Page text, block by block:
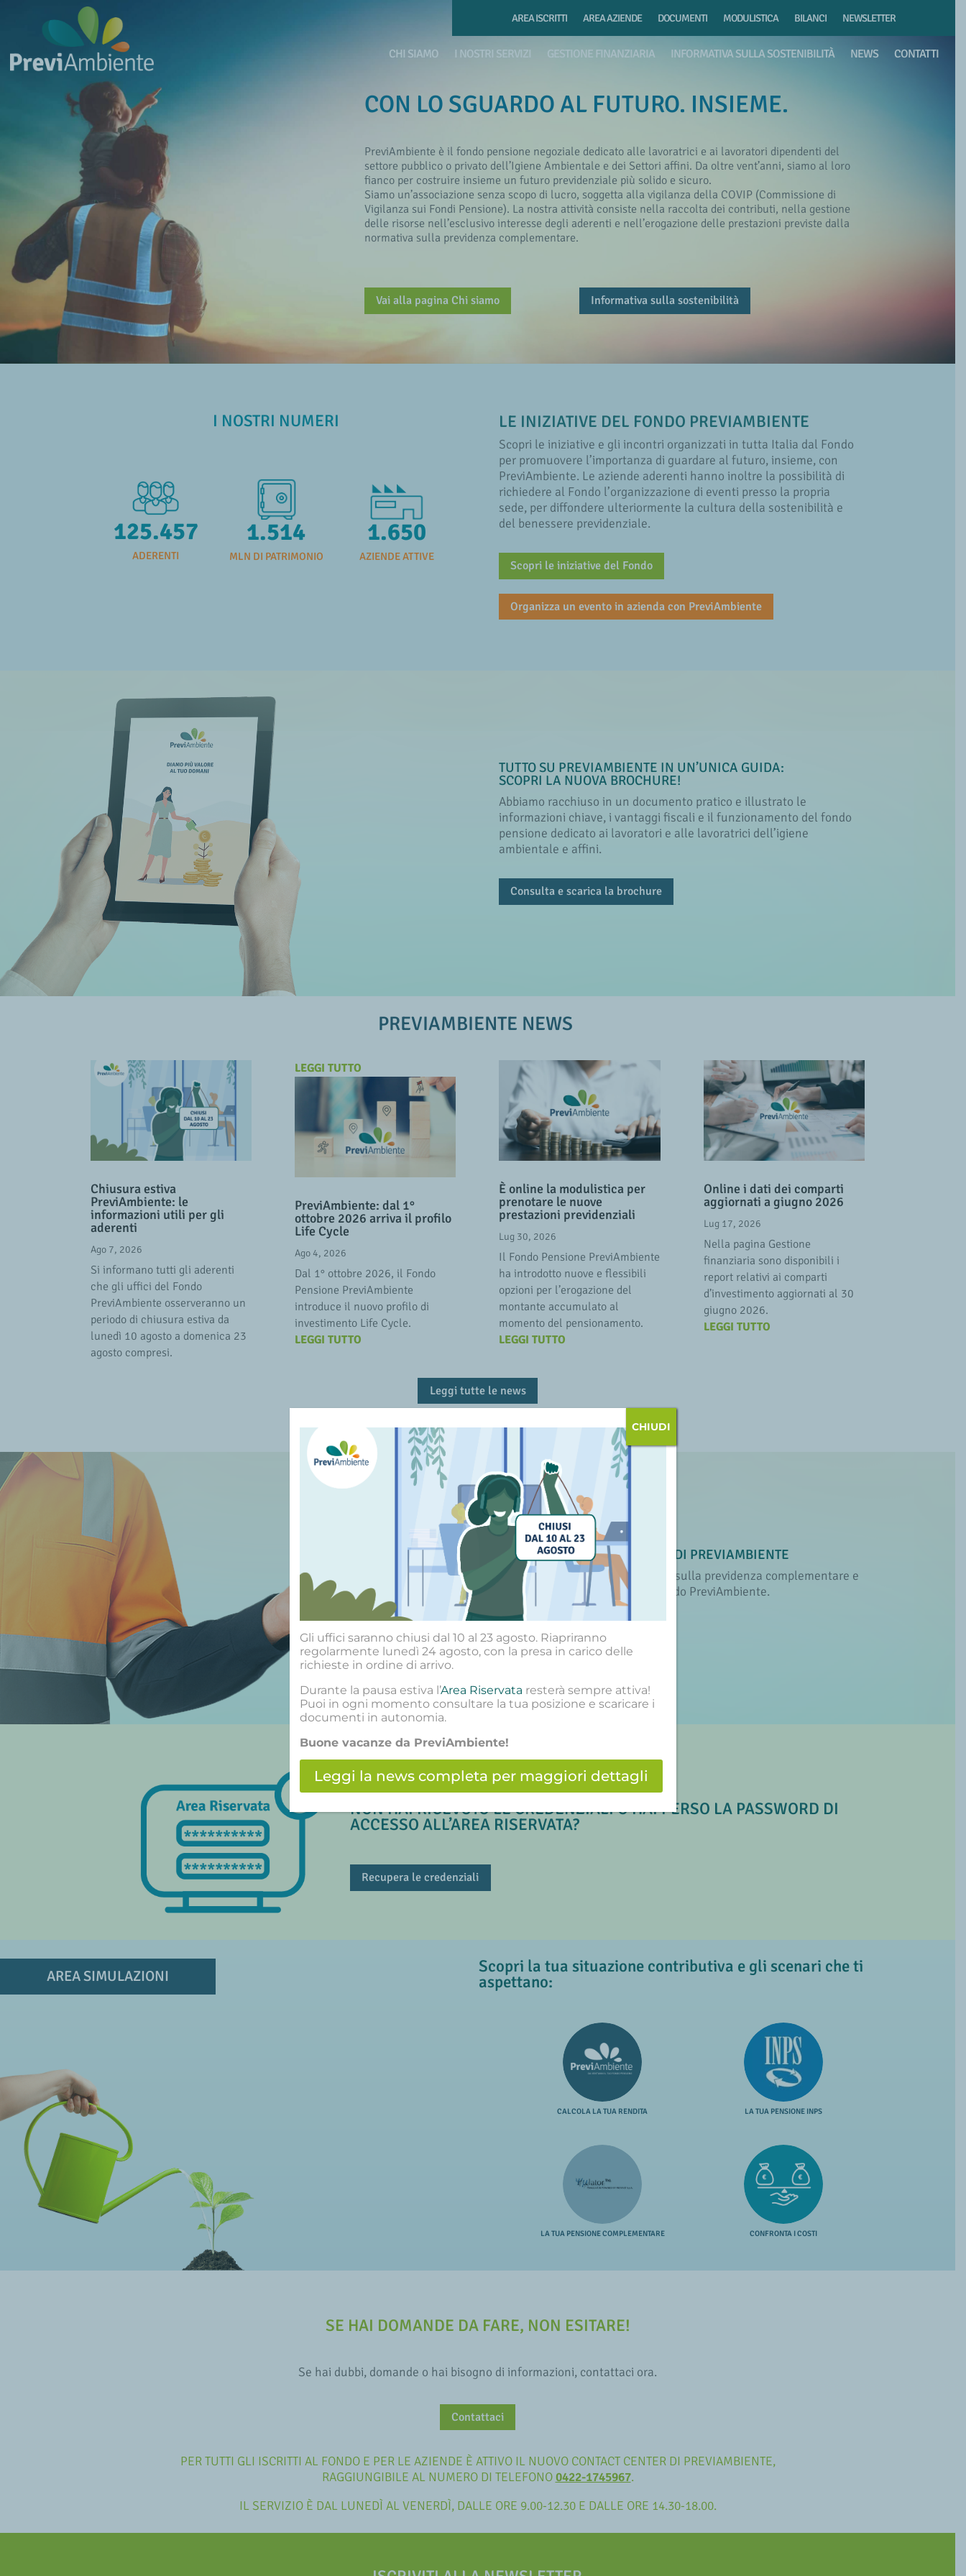
AREA ISCRITTI AREA AZIENDE DOCUMENTI MODULISTICA BILANCI NEWSLETTER
CHI SIAMO I NOSTRI SERVIZI GESTIONE FINANZIARIA INFORMATIVA SULLA SOSTENIBILITÀ NEWS CONTATTI
CON LO SGUARDO AL FUTURO. INSIEME.
PreviAmbiente è il fondo pensione negoziale dedicato alle lavoratrici e ai lavoratori dipendenti del
settore pubblico o privato dell’Igiene Ambientale e dei Settori affini. Da oltre vent’anni, siamo al loro
fianco per costruire insieme un futuro previdenziale più solido e sicuro.
Siamo un’associazione senza scopo di lucro, soggetta alla vigilanza della COVIP (Commissione di
Vigilanza sui Fondi Pensione). La nostra attività consiste nella raccolta dei contributi, nella gestione
delle risorse nell’esclusivo interesse degli aderenti e nell’erogazione delle prestazioni previste dalla
normativa sulla previdenza complementare.
Vai alla pagina Chi siamo Informativa sulla sostenibilità
I NOSTRI NUMERI
125.457
ADERENTI
1.514
MLN DI PATRIMONIO
1.650
AZIENDE ATTIVE
LE INIZIATIVE DEL FONDO PREVIAMBIENTE
Scopri le iniziative e gli incontri organizzati in tutta Italia dal Fondo
per promuovere l’importanza di guardare al futuro, insieme, con
PreviAmbiente. Le aziende aderenti hanno inoltre la possibilità di
richiedere al Fondo l’organizzazione di eventi presso la propria
sede, per diffondere ulteriormente la cultura della sostenibilità e
del benessere previdenziale.
Scopri le iniziative del Fondo
Organizza un evento in azienda con PreviAmbiente
TUTTO SU PREVIAMBIENTE IN UN’UNICA GUIDA:
SCOPRI LA NUOVA BROCHURE!
Abbiamo racchiuso in un documento pratico e illustrato le
informazioni chiave, i vantaggi fiscali e il funzionamento del fondo
pensione dedicato ai lavoratori e alle lavoratrici dell’igiene
ambientale e affini.
Consulta e scarica la brochure
PREVIAMBIENTE NEWS
Chiusura estiva
PreviAmbiente: le
informazioni utili per gli
aderenti
Ago 7, 2026
Si informano tutti gli aderenti
che gli uffici del Fondo
PreviAmbiente osserveranno un
periodo di chiusura estiva da
lunedì 10 agosto a domenica 23
agosto compresi.
LEGGI TUTTO
PreviAmbiente: dal 1°
ottobre 2026 arriva il profilo
Life Cycle
Ago 4, 2026
Dal 1° ottobre 2026, il Fondo
Pensione PreviAmbiente
introduce il nuovo profilo di
investimento Life Cycle.
LEGGI TUTTO
È online la modulistica per
prenotare le nuove
prestazioni previdenziali
Lug 30, 2026
Il Fondo Pensione PreviAmbiente
ha introdotto nuove e flessibili
opzioni per l’erogazione del
montante accumulato al
momento del pensionamento.
LEGGI TUTTO
Online i dati dei comparti
aggiornati a giugno 2026
Lug 17, 2026
Nella pagina Gestione
finanziaria sono disponibili i
report relativi ai comparti
d’investimento aggiornati al 30
giugno 2026.
LEGGI TUTTO
Leggi tutte le news
CORSO DI FORMAZIONE
LA PATENTE PREVIDENZIALE DI PREVIAMBIENTE
Cinque lezioni per saperne di più sulla previdenza complementare e
sui vantaggi dell’adesione al Fondo PreviAmbiente.
Scopri di più
NON HAI RICEVUTO LE CREDENZIALI O HAI PERSO LA PASSWORD DI
ACCESSO ALL’AREA RISERVATA?
Recupera le credenziali
AREA SIMULAZIONI Scopri la tua situazione contributiva e gli scenari che ti
aspettano:
CALCOLA LA TUA RENDITA LA TUA PENSIONE INPS
LA TUA PENSIONE COMPLEMENTARE CONFRONTA I COSTI
SE HAI DOMANDE DA FARE, NON ESITARE!
Se hai dubbi, domande o hai bisogno di informazioni, contattaci ora.
Contattaci
PER TUTTI GLI ISCRITTI AL FONDO E PER LE AZIENDE È ATTIVO IL NUOVO CONTACT CENTER DI PREVIAMBIENTE,
RAGGIUNGIBILE AL NUMERO DI TELEFONO0422-1745967.
IL SERVIZIO È DAL LUNEDÌ AL VENERDÌ, DALLE ORE 9.00-12.30 E DALLE ORE 14.30-18.00.
Gli uffici saranno chiusi dal 10 al 23 agosto. Riapriranno
regolarmente lunedì 24 agosto, con la presa in carico delle
richieste in ordine di arrivo.
Durante la pausa estiva l’Area Riservata resterà sempre attiva!
Puoi in ogni momento consultare la tua posizione e scaricare i
documenti in autonomia.
Buone vacanze da PreviAmbiente!
Leggi la news completa per maggiori dettagli
CHIUDI